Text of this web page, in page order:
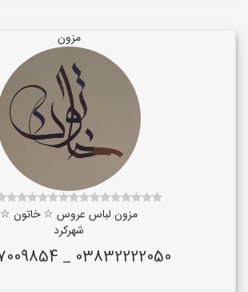
مزون
مزون لباس عروس ☆ خاتون ☆
شهرکرد
03832222050 _ 09027009854